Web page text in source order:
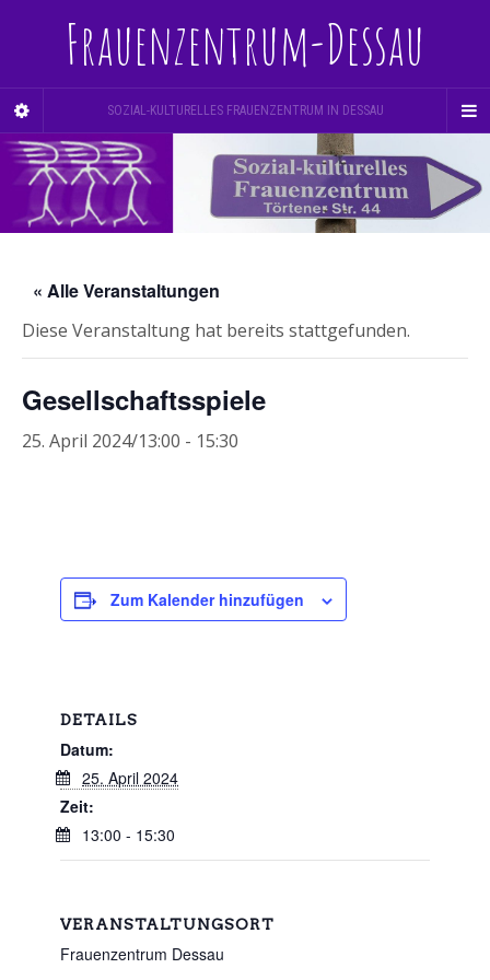
Frauenzentrum-Dessau
SOZIAL-KULTURELLES FRAUENZENTRUM IN DESSAU
« Alle Veranstaltungen
Diese Veranstaltung hat bereits stattgefunden.
Gesellschaftsspiele
25. April 2024/13:00 - 15:30
Zum Kalender hinzufügen
DETAILS
Datum:
25. April 2024
Zeit:
13:00 - 15:30
VERANSTALTUNGSORT
Frauenzentrum Dessau